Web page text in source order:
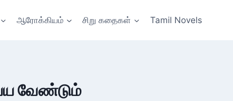
ஆரோக்கியம் சிறு கதைகள் Tamil Novels
வேண்டும்